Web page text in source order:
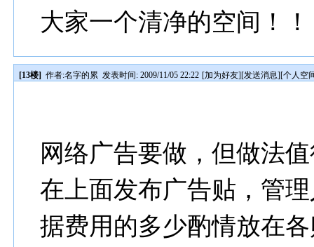
大家一个清净的空间！
[13楼] 作者:名字的累 发表时间: 2009/11/05 22:22 [加为好友][发送消息][个人空
网络广告要做，但做法
在上面发布广告贴，管
据费用的多少酌情放在